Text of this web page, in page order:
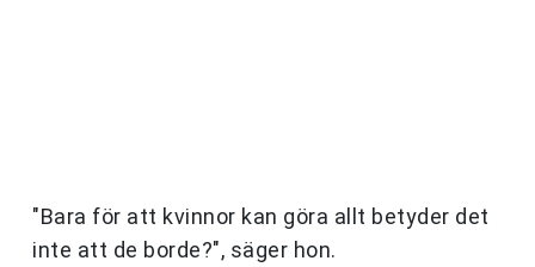
"Bara för att kvinnor kan göra allt betyder det
inte att de borde?", säger hon.